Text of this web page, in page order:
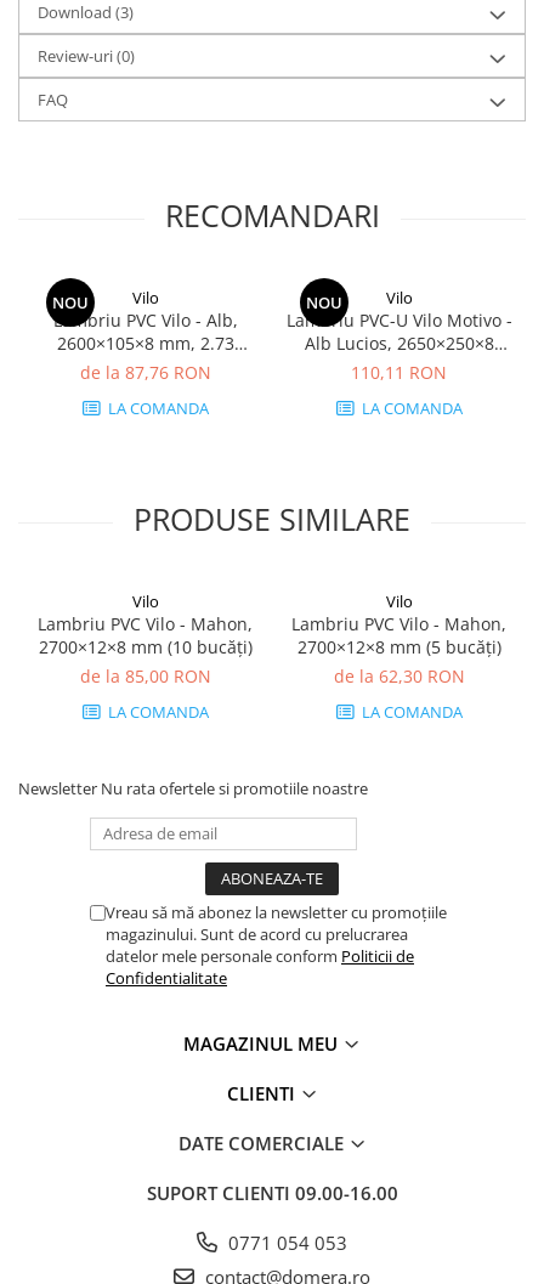
Download (3)
Review-uri(0)
FAQ
RECOMANDARI
NOU Vilo
Lambriu PVC Vilo - Alb,
2600×105×8 mm, 2.73
mp/cutie (10 bucăți)
de la 87,76 RON
LA COMANDA
NOU Vilo
Lambriu PVC-U Vilo Motivo -
Alb Lucios, 2650×250×8
mm, 2.65 mp/cutie (4
110,11 RON
LA COMANDA
PRODUSE SIMILARE
Vilo
Lambriu PVC Vilo - Mahon,
2700×12×8 mm (10 bucăți)
de la 85,00 RON
LA COMANDA
Vilo
Lambriu PVC Vilo - Mahon,
2700×12×8 mm (5 bucăți)
de la 62,30 RON
LA COMANDA
Newsletter Nu rata ofertele si promotiile noastre
Vreau să mă abonez la newsletter cu promoțiile
magazinului. Sunt de acord cu prelucrarea
datelor mele personale conform Politicii de
Confidentialitate
MAGAZINUL MEU
CLIENTI
DATE COMERCIALE
SUPORT CLIENTI 09.00-16.00
0771 054 053
contact@domera.ro